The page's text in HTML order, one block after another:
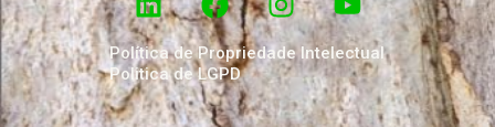
Política de Propriedade Intelectual
Politica de LGPD